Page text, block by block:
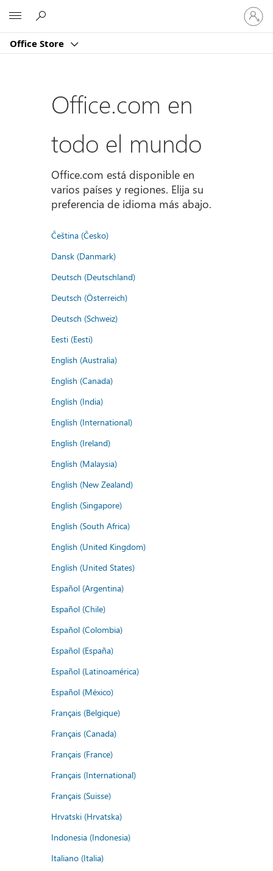
Office Store
Iniciar
sesión
en
cuenta
Office.com en
todo el mundo
Office.com está disponible en
varios países y regiones. Elija su
preferencia de idioma más abajo.
Čeština (Česko)
Dansk (Danmark)
Deutsch (Deutschland)
Deutsch (Österreich)
Deutsch (Schweiz)
Eesti (Eesti)
English (Australia)
English (Canada)
English (India)
English (International)
English (Ireland)
English (Malaysia)
English (New Zealand)
English (Singapore)
English (South Africa)
English (United Kingdom)
English (United States)
Español (Argentina)
Español (Chile)
Español (Colombia)
Español (España)
Español (Latinoamérica)
Español (México)
Français (Belgique)
Français (Canada)
Français (France)
Français (International)
Français (Suisse)
Hrvatski (Hrvatska)
Indonesia (Indonesia)
Italiano (Italia)